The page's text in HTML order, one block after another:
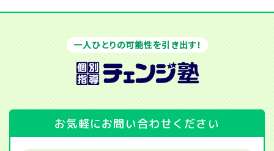
一人ひとりの可能性を引き出す！
お気軽にお問い合わせください